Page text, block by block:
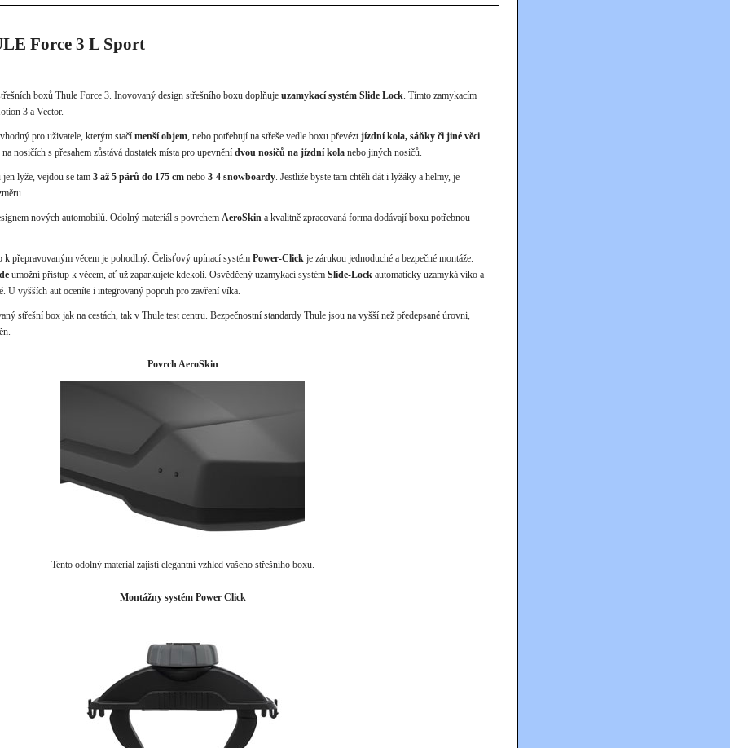
Force 3 L Sport
boxů Thule Force 3. Inovovaný design střešního boxu doplňujeuzamykací systém Slide Lock. Tímto zamykacím
3 a Vector.
pro uživatele, kterým stačímenší objem, nebo potřebují na střeše vedle boxu převéztjízdní kola, sáňky či jiné věci.
na nosičích s přesahem zůstává dostatek místa pro upevněnídvou nosičů na jízdní kola nebo jiných nosičů.
lyže, vejdou se tam3 až 5 párů do 175 cm nebo3-4 snowboardy. Jestliže byste tam chtěli dát i lyžáky a helmy, je
nových automobilů. Odolný materiál s povrchemAeroSkin a kvalitně zpracovaná forma dodávají boxu potřebnou
k přepravovaným věcem je pohodlný. Čelisťový upínací systémPower-Click je zárukou jednoduché a bezpečné montáže.
umožní přístup k věcem, ať už zaparkujete kdekoli. Osvědčený uzamykací systémSlide-Lock automaticky uzamyká víko a
U vyšších aut oceníte i integrovaný popruh pro zavření víka.
střešní box jak na cestách, tak v Thule test centru. Bezpečnostní standardy Thule jsou na vyšší než předepsané úrovni,
Povrch AeroSkin
Tento odolný materiál zajistí elegantní vzhled vašeho střešního boxu.
Montážny systém Power Click